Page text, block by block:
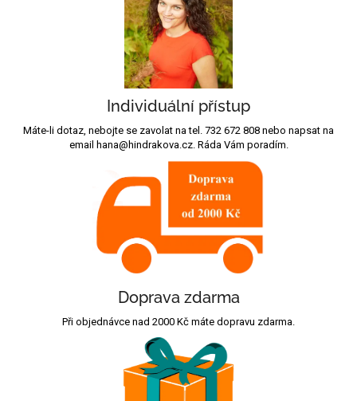
Individuální přístup
Máte-li dotaz, nebojte se zavolat na tel. 732 672 808 nebo napsat na
email hana@hindrakova.cz. Ráda Vám poradím.
Doprava zdarma
Při objednávce nad 2000 Kč máte dopravu zdarma.